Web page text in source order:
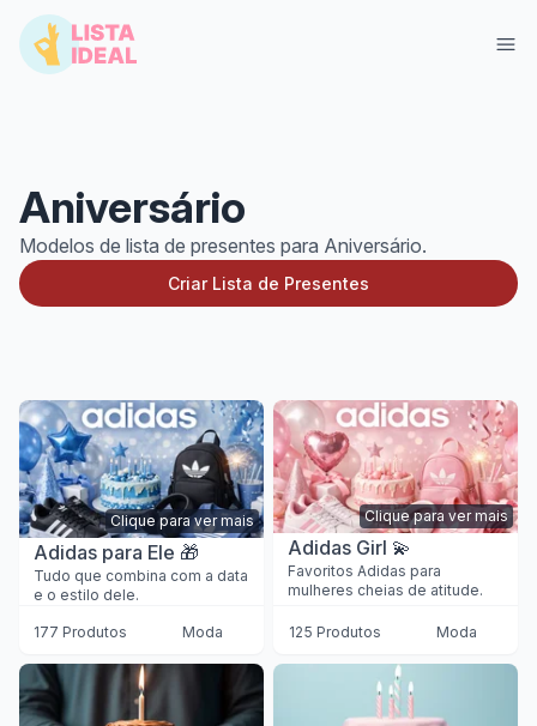
Aniversário
Modelos de lista de presentes para Aniversário.
Criar Lista de Presentes
Clique para ver mais
Adidas para Ele 🎁
Tudo que combina com a data
e o estilo dele.
177 Produtos Moda
Clique para ver mais
Adidas Girl 💫
Favoritos Adidas para
mulheres cheias de atitude.
125 Produtos Moda